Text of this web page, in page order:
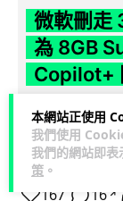
本網站正使用
我們使用
我們的網站即
策 。
微軟刪走
為 8GB
Copilot+
Microsoft 被發
置 32GB RAM
門...
閱讀全文
167 16 ↗